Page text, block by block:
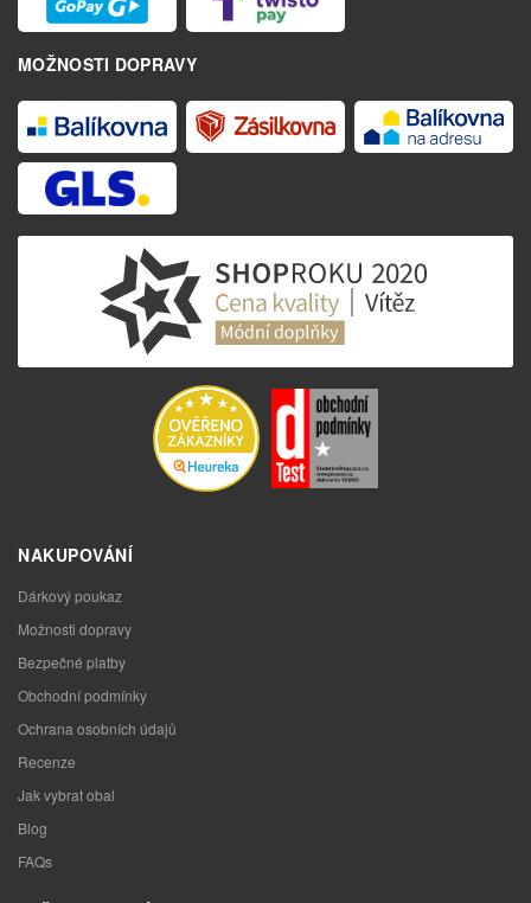
MOŽNOSTI DOPRAVY
NAKUPOVÁNÍ
Dárkový poukaz
Možnosti dopravy
Bezpečné platby
Obchodní podmínky
Ochrana osobních údajů
Recenze
Jak vybrat obal
Blog
FAQs